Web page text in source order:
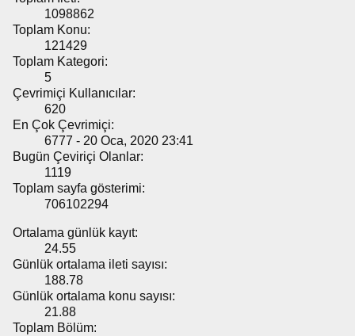
1098862
Toplam Konu:
121429
Toplam Kategori:
5
Çevrimiçi Kullanıcılar:
620
En Çok Çevrimiçi:
6777 - 20 Oca, 2020 23:41
Bugün Çeviriçi Olanlar:
1119
Toplam sayfa gösterimi:
706102294
Ortalama günlük kayıt:
24.55
Günlük ortalama ileti sayısı:
188.78
Günlük ortalama konu sayısı:
21.88
Toplam Bölüm: